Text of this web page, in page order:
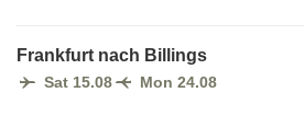
Frankfurt nach Billings
Sat 15.08 Mon 24.08